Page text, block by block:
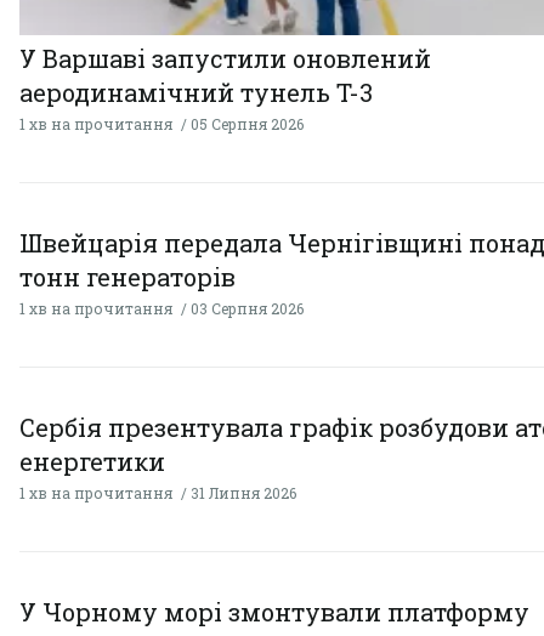
У Варшаві запустили оновлений
аеродинамічний тунель T-3
1 хв на прочитання 05 Серпня 2026
Швейцарія передала Чернігівщині
тонн генераторів
1 хв на прочитання 03 Серпня 2026
Сербія презентувала графік розбудови
енергетики
1 хв на прочитання 31 Липня 2026
У Чорному морі змонтували платформу